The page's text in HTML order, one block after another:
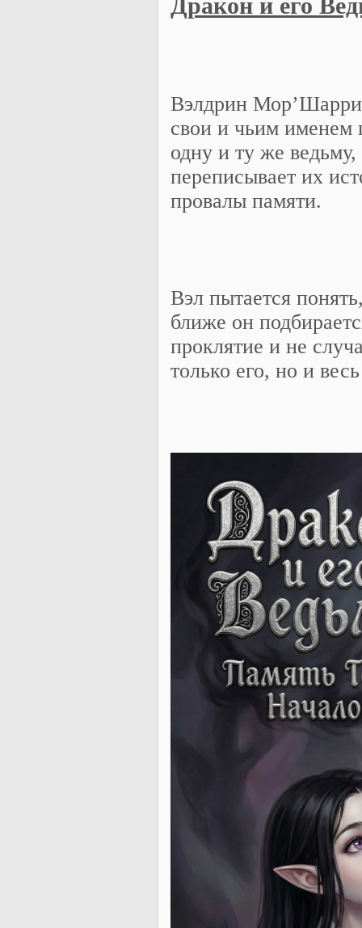
Дракон и его
Вэлдрин
свои и чьим именем
одну и ту же
переписывает их
провалы памяти.
Вэл пытается
ближе он
проклятие и не
только его, но и